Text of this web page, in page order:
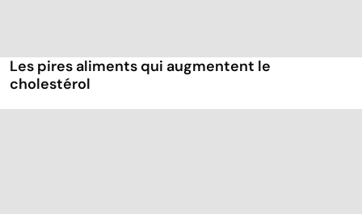
Les pires aliments qui augmentent le
cholestérol